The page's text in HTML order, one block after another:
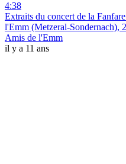
4:38
Extraits du concert de la
l'Emm (Metzeral-Sondernach),
Amis de l'Emm
il y a 11 ans